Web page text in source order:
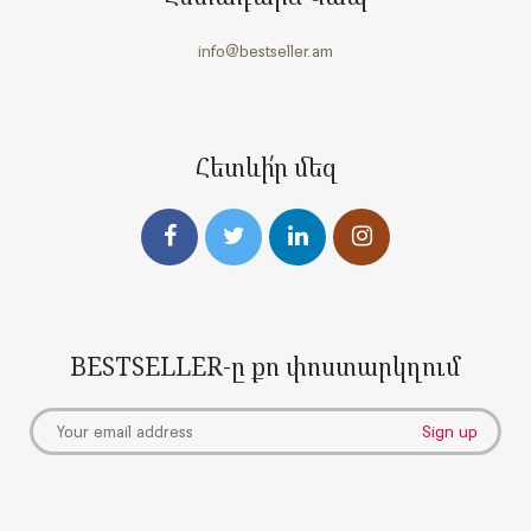
info@bestseller.am
Հետևի՛ր մեզ
BESTSELLER-ը քո փոստարկղում